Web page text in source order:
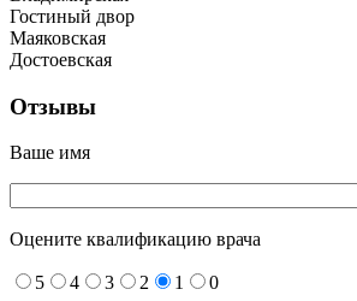
Гостиный двор
Маяковская
Достоевская
Отзывы
Ваше имя
Оцените квалификацию врача
5 4 3 2 1 0